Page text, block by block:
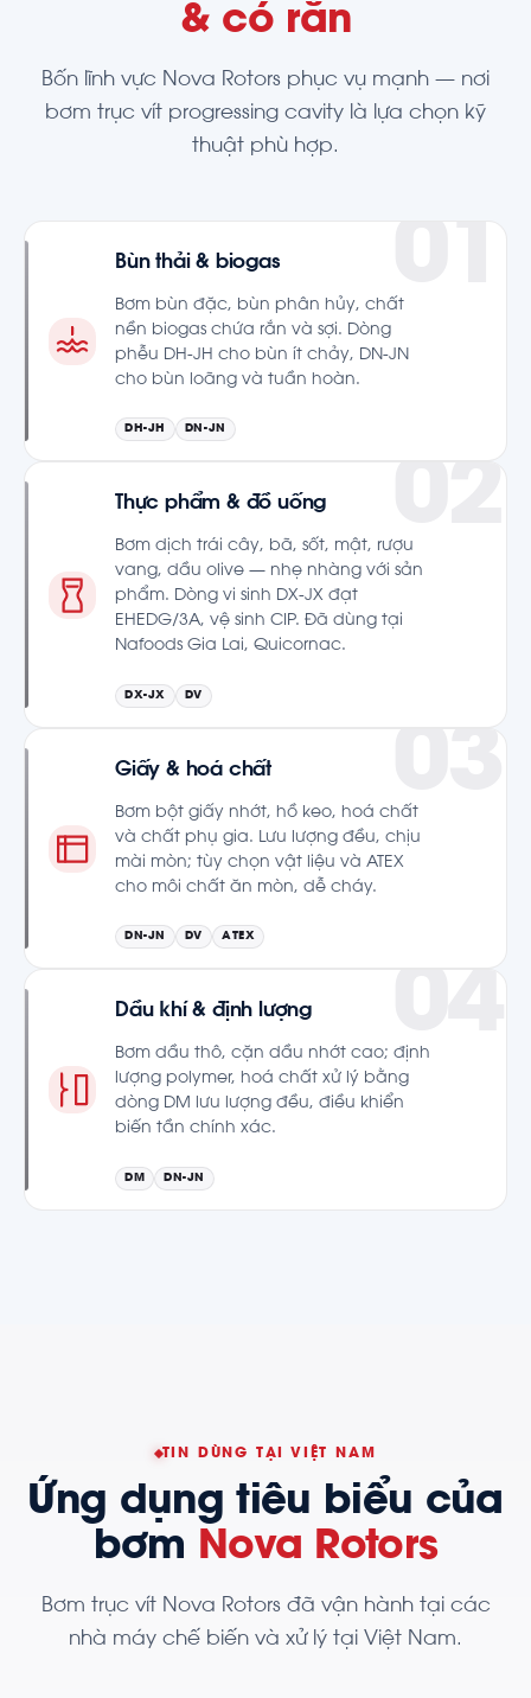
& có rắn
Bốn lĩnh vực Nova Rotors phục vụ mạnh — nơi
bơm trục vít progressing cavity là lựa chọn kỹ
thuật phù hợp.
Bùn thải & biogas
Bơm bùn đặc, bùn phân hủy, chất
nền biogas chứa rắn và sợi. Dòng
phễu DH-JH cho bùn ít chảy, DN-JN
cho bùn loãng và tuần hoàn.
DH-JH DN-JN
Thực phẩm & đồ uống
Bơm dịch trái cây, bã, sốt, mật, rượu
vang, dầu olive — nhẹ nhàng với sản
phẩm. Dòng vi sinh DX-JX đạt
EHEDG/3A, vệ sinh CIP. Đã dùng tại
Nafoods Gia Lai, Quicornac.
DX-JX DV
Giấy & hoá chất
Bơm bột giấy nhớt, hồ keo, hoá chất
và chất phụ gia. Lưu lượng đều, chịu
mài mòn; tùy chọn vật liệu và ATEX
cho môi chất ăn mòn, dễ cháy.
DN-JN DV ATEX
Dầu khí & định lượng
Bơm dầu thô, cặn dầu nhớt cao; định
lượng polymer, hoá chất xử lý bằng
dòng DM lưu lượng đều, điều khiển
biến tần chính xác.
DM DN-JN
TIN DÙNG TẠI VIỆT NAM
Ứng dụng tiêu biểu của
bơm Nova Rotors
Bơm trục vít Nova Rotors đã vận hành tại các
nhà máy chế biến và xử lý tại Việt Nam.